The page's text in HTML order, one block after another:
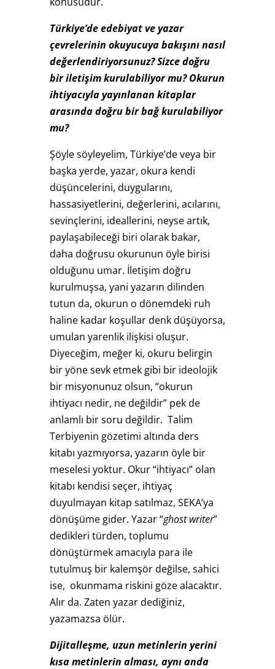
Türkiye’de edebiyat ve yazar
çevrelerinin okuyucuya bakışını nasıl
değerlendiriyorsunuz? Sizce doğru
bir iletişim kurulabiliyor mu? Okurun
ihtiyacıyla yayınlanan kitaplar
arasında doğru bir bağ kurulabiliyor
mu?
Şöyle söyleyelim, Türkiye’de veya bir
başka yerde, yazar, okura kendi
düşüncelerini, duygularını,
hassasiyetlerini, değerlerini, acılarını,
sevinçlerini, ideallerini, neyse artık,
paylaşabileceği biri olarak bakar,
daha doğrusu okurunun öyle birisi
olduğunu umar. İletişim doğru
kurulmuşsa, yani yazarın dilinden
tutun da, okurun o dönemdeki ruh
haline kadar koşullar denk düşüyorsa,
umulan yarenlik ilişkisi oluşur.
Diyeceğim, meğer ki, okuru belirgin
bir yöne sevk etmek gibi bir ideolojik
bir misyonunuz olsun, “okurun
ihtiyacı nedir, ne değildir” pek de
anlamlı bir soru değildir. Talim
Terbiyenin gözetimi altında ders
kitabı yazmıyorsa, yazarın öyle bir
meselesi yoktur. Okur “ihtiyacı” olan
kitabı kendisi seçer, ihtiyaç
duyulmayan kitap satılmaz, SEKA’ya
dönüşüme gider. Yazar “ghost writer”
dedikleri türden, toplumu
dönüştürmek amacıyla para ile
tutulmuş bir kalemşör değilse, sahici
ise, okunmama riskini göze alacaktır.
Alır da. Zaten yazar dediğiniz,
yazamazsa ölür.
Dijitalleşme, uzun metinlerin yerini
kısa metinlerin alması, aynı anda